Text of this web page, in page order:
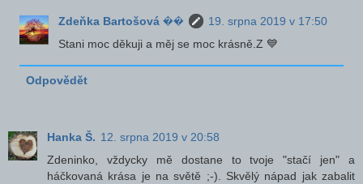
Zdeňka Bartošová ��
19. srpna 2019 v 17:50
Stani moc děkuji a měj se moc krásně.Z 💙
Odpovědět
Hanka Š. 12. srpna 2019 v 20:58
Zdeninko, vždycky mě dostane to tvoje "stačí jen" a
háčkovaná krása je na světě ;-). Skvělý nápad jak zabalit